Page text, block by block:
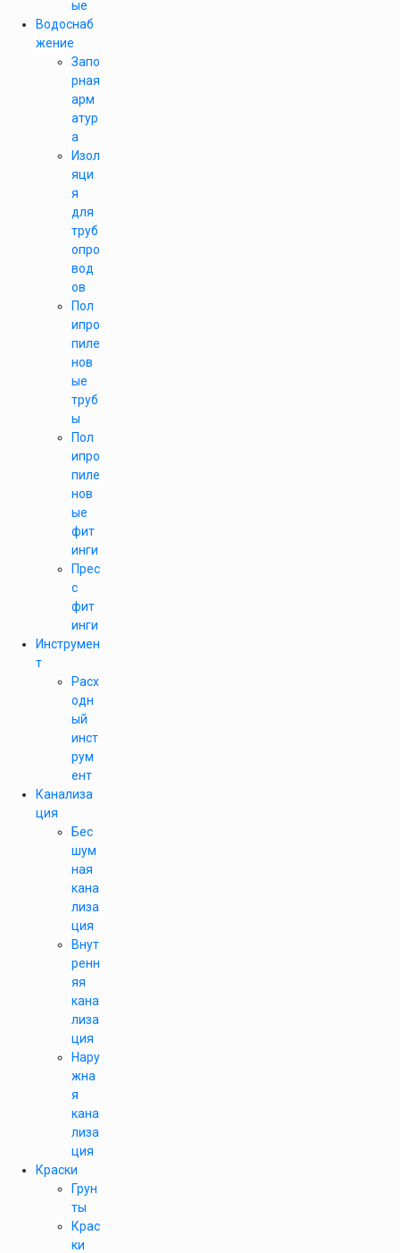
ые
Водоснаб
жение
Запо
рная
арм
атур
а
Изол
яци
я
для
труб
опро
вод
ов
Пол
ипро
пиле
нов
ые
труб
ы
Пол
ипро
пиле
нов
ые
фит
инги
Прес
с
фит
инги
Инструмен
т
Расх
одн
ый
инст
рум
ент
Канализа
ция
Бес
шум
ная
кана
лиза
ция
Внут
ренн
яя
кана
лиза
ция
Нару
жна
я
кана
лиза
ция
Краски
Грун
ты
Крас
ки